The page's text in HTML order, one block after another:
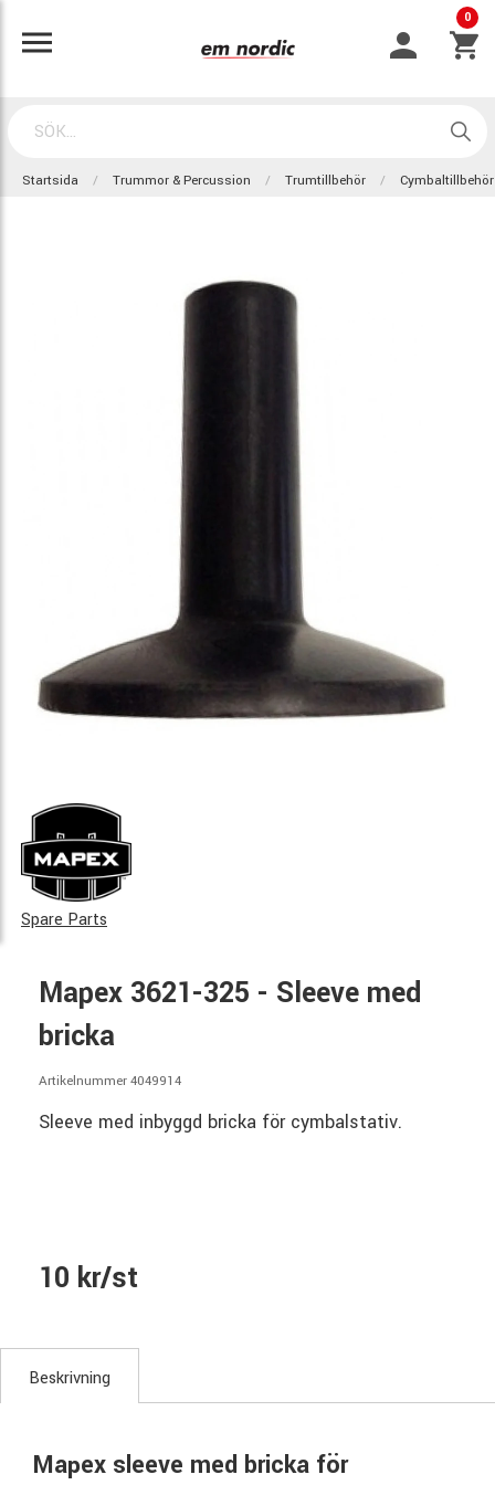
0
Startsida Trummor & Percussion Trumtillbehör Cymbaltillbehör
Spare Parts
Mapex 3621-325 - Sleeve med
bricka
Artikelnummer 4049914
Sleeve med inbyggd bricka för cymbalstativ.
10 kr/st
Beskrivning
Mapex sleeve med bricka för